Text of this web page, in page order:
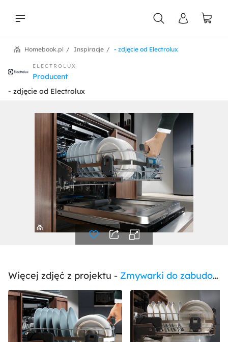
- zdjęcie od Electrolux
Inspiracje
Homebook.pl
ELECTROLUX
Producent
- zdjęcie od Electrolux
Więcej zdjęć z projektu - Zmywarki do zabudowy